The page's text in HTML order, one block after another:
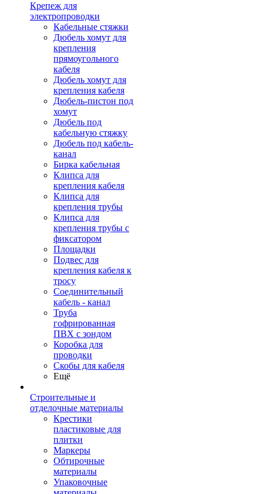
Крепеж для
электропроводки
Кабельные стяжки
Дюбель хомут для
крепления
прямоугольного
кабеля
Дюбель хомут для
крепления кабеля
Дюбель-пистон под
хомут
Дюбель под
кабельную стяжку
Дюбель под кабель-
канал
Бирка кабельная
Клипса для
крепления кабеля
Клипса для
крепления трубы
Клипса для
крепления трубы с
фиксатором
Площадки
Подвес для
крепления кабеля к
тросу
Соединительный
кабель - канал
Труба
гофрированная
ПВХ с зондом
Коробка для
проводки
Скобы для кабеля
Ещё
Строительные и
отделочные материалы
Крестики
пластиковые для
плитки
Маркеры
Обтирочные
материалы
Упаковочные